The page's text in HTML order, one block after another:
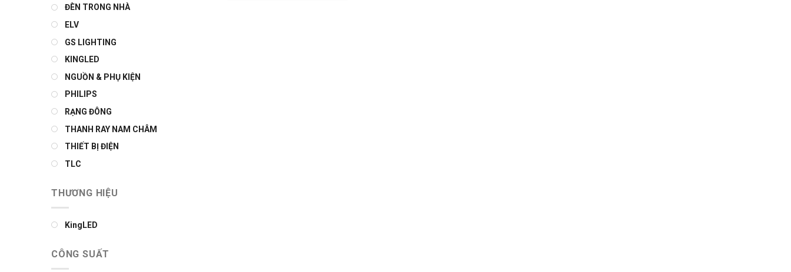
ĐÈN TRONG NHÀ
ELV
GS LIGHTING
KINGLED
NGUỒN & PHỤ KIỆN
PHILIPS
RẠNG ĐÔNG
THANH RAY NAM CHÂM
THIẾT BỊ ĐIỆN
TLC
THƯƠNG HIỆU
KingLED
CÔNG SUẤT